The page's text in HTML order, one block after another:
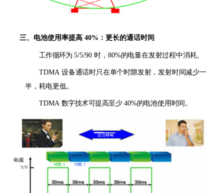
三、电池使用率提高40% ：更长的通话时间
工作循环为 5/5/90 时， 80%的电量在发射过程中消耗。
TDMA 设备通话时只在单个时隙发射，发射时间减少一
半，耗电更低。
TDMA 数字技术可提高至少 40%的电池使用时间。